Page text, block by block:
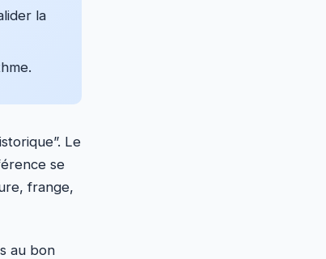
la
Le
se
frange,
au bon